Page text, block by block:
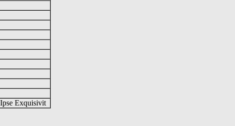
Exquisivit